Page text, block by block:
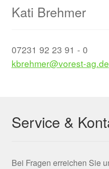
Kati Brehmer
07231 92 23 91 - 0
kbrehmer@vorest-ag.de
Service &
Bei Fragen erreichen Sie